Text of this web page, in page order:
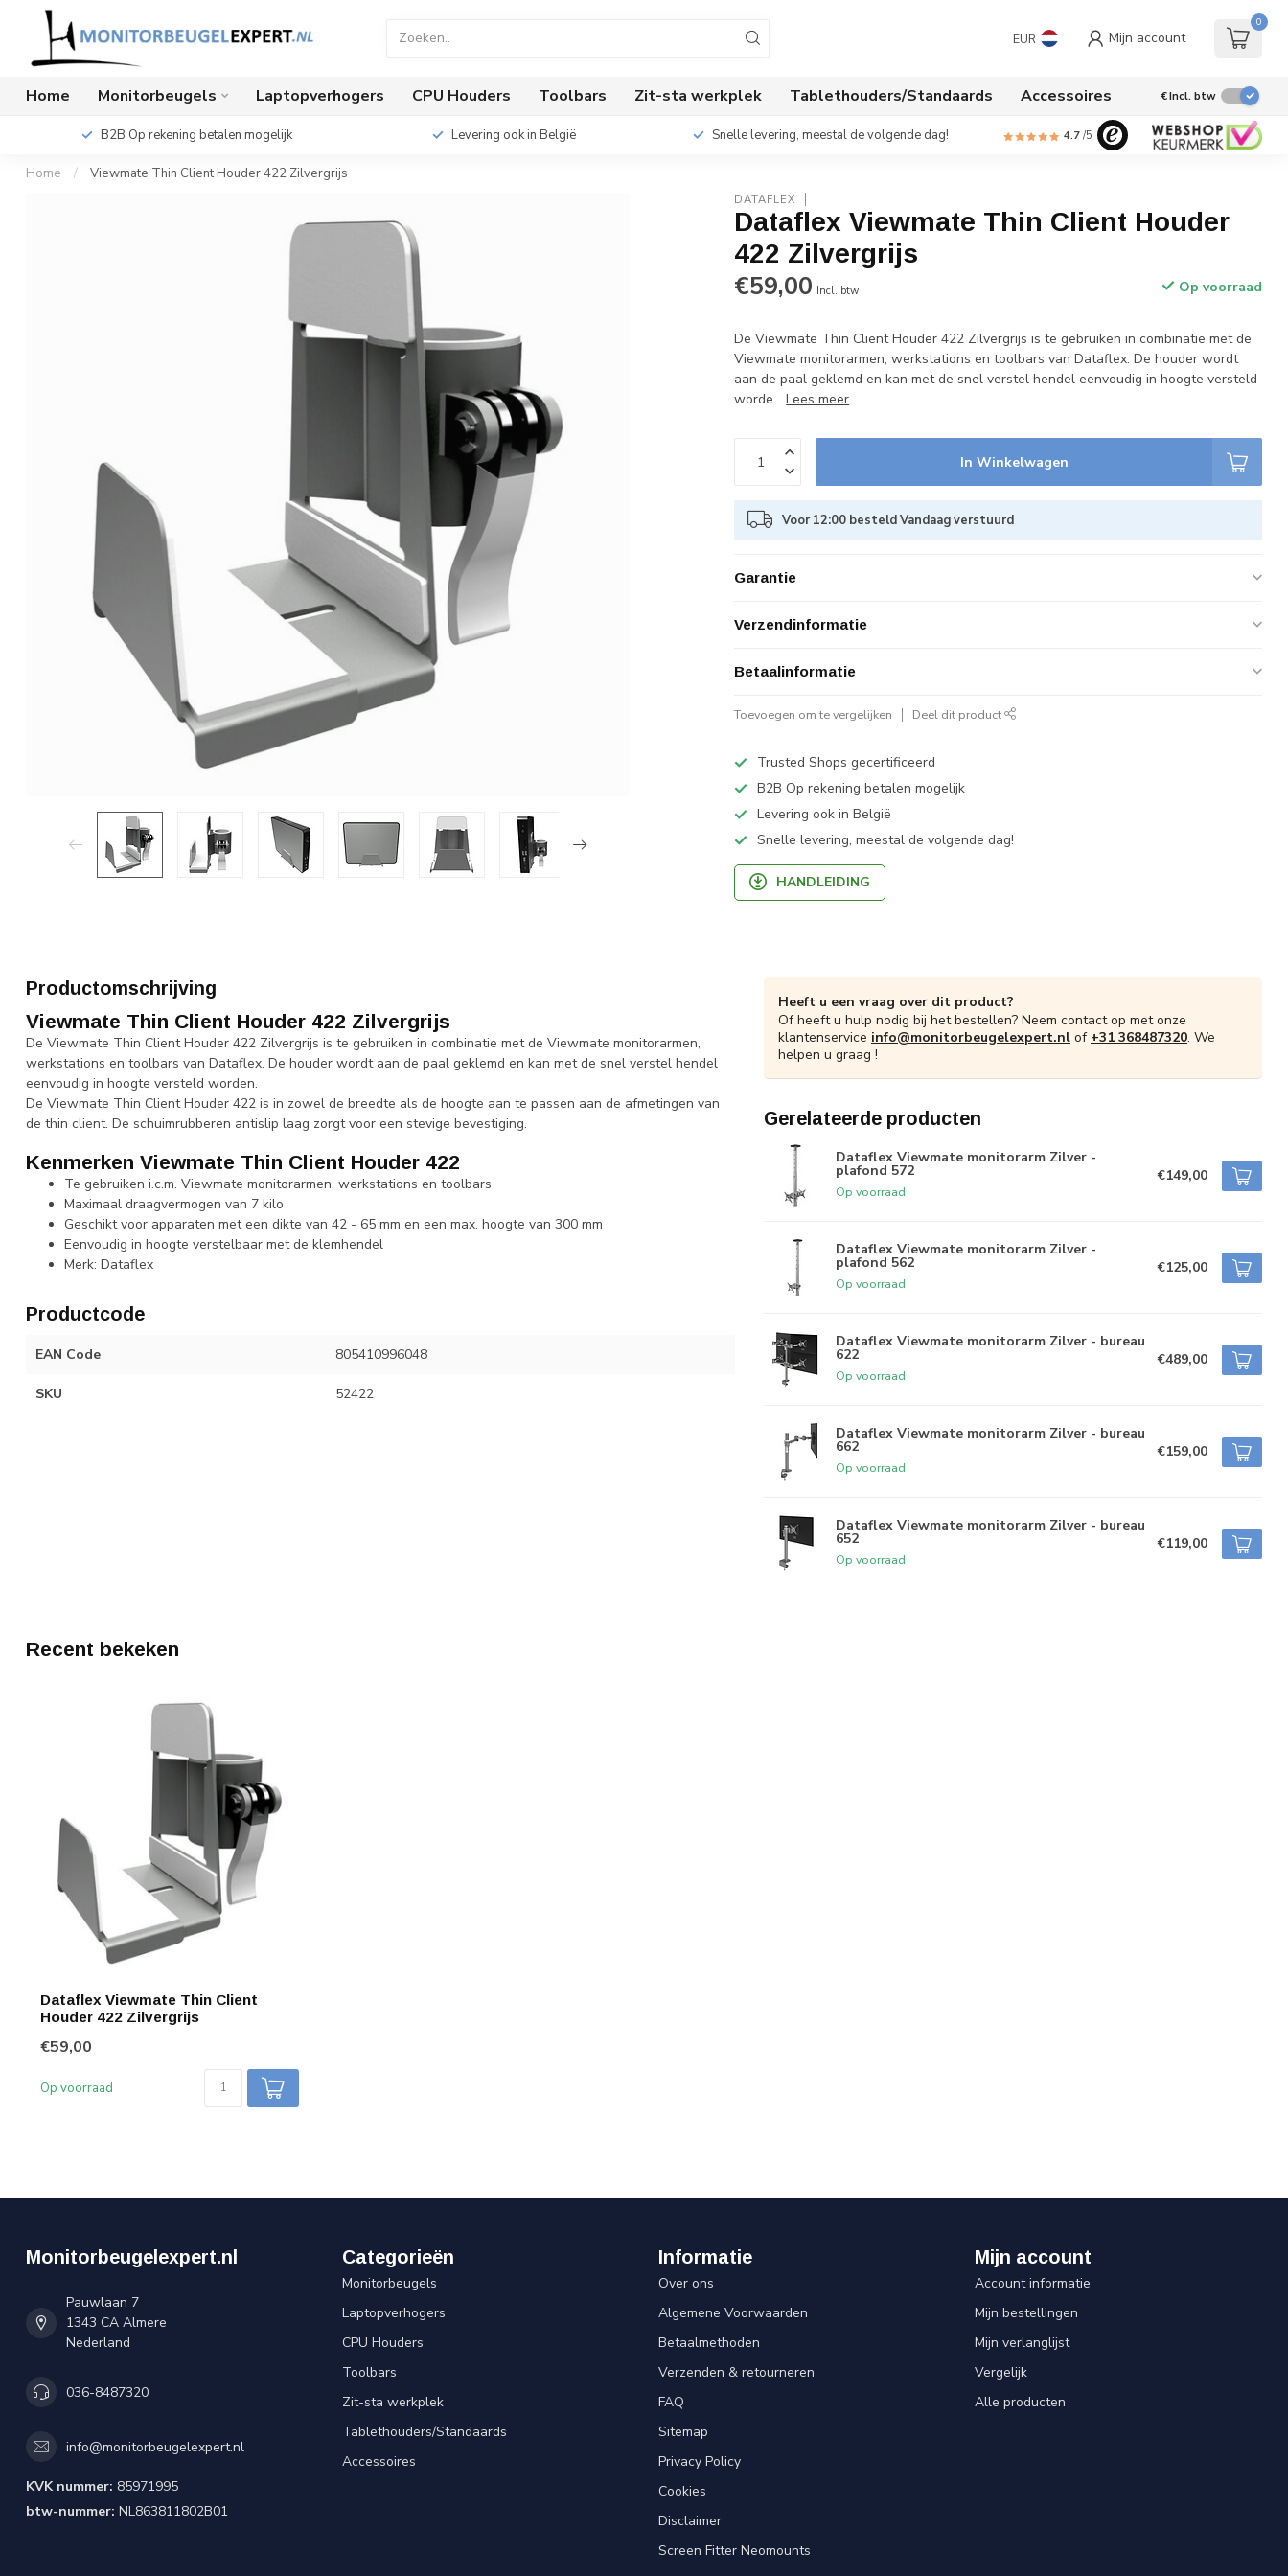
EUR Mijn account
0
Home Monitorbeugels Laptopverhogers CPU Houders Toolbars Zit-sta werkplek Tablethouders/Standaards Accessoires €Incl. btw
B2B Op rekening betalen mogelijk Levering ook in België Snelle levering, meestal de volgende dag! 4.7 /5
Home / Viewmate Thin Client Houder 422 Zilvergrijs
DATAFLEX
Dataflex Viewmate Thin Client Houder
422 Zilvergrijs
€59,00 Incl. btw Op voorraad
De Viewmate Thin Client Houder 422 Zilvergrijs is te gebruiken in combinatie met de
Viewmate monitorarmen, werkstations en toolbars van Dataflex. De houder wordt
aan de paal geklemd en kan met de snel verstel hendel eenvoudig in hoogte versteld
worde...Lees meer.
In Winkelwagen
Voor 12:00 besteld Vandaag verstuurd
Garantie
Verzendinformatie
Betaalinformatie
Toevoegen om te vergelijken Deel dit product
Trusted Shops gecertificeerd
B2B Op rekening betalen mogelijk
Levering ook in België
Snelle levering, meestal de volgende dag!
HANDLEIDING
Productomschrijving
Viewmate Thin Client Houder 422 Zilvergrijs
De Viewmate Thin Client Houder 422 Zilvergrijs is te gebruiken in combinatie met de Viewmate monitorarmen,
werkstations en toolbars van Dataflex. De houder wordt aan de paal geklemd en kan met de snel verstel hendel
eenvoudig in hoogte versteld worden.
De Viewmate Thin Client Houder 422 is in zowel de breedte als de hoogte aan te passen aan de afmetingen van
de thin client. De schuimrubberen antislip laag zorgt voor een stevige bevestiging.
Kenmerken Viewmate Thin Client Houder 422
Te gebruiken i.c.m. Viewmate monitorarmen, werkstations en toolbars
Maximaal draagvermogen van 7 kilo
Geschikt voor apparaten met een dikte van 42 - 65 mm en een max. hoogte van 300 mm
Eenvoudig in hoogte verstelbaar met de klemhendel
Merk: Dataflex
Productcode
EAN Code 805410996048
SKU 52422
Heeft u een vraag over dit product?
Of heeft u hulp nodig bij het bestellen? Neem contact op met onze
klantenservice info@monitorbeugelexpert.nl of +31 368487320. We
helpen u graag !
Gerelateerde producten
Dataflex Viewmate monitorarm Zilver -
plafond 572
Op voorraad
€149,00
Dataflex Viewmate monitorarm Zilver -
plafond 562
Op voorraad
€125,00
Dataflex Viewmate monitorarm Zilver - bureau
622
Op voorraad
€489,00
Dataflex Viewmate monitorarm Zilver - bureau
662
Op voorraad
€159,00
Dataflex Viewmate monitorarm Zilver - bureau
652
Op voorraad
€119,00
Recent bekeken
Dataflex Viewmate Thin Client
Houder 422 Zilvergrijs
€59,00
Op voorraad
Monitorbeugelexpert.nl
Pauwlaan 7
1343 CA Almere
Nederland
036-8487320
info@monitorbeugelexpert.nl
KVK nummer: 85971995
btw-nummer: NL863811802B01
Categorieën
Monitorbeugels
Laptopverhogers
CPU Houders
Toolbars
Zit-sta werkplek
Tablethouders/Standaards
Accessoires
Informatie
Over ons
Algemene Voorwaarden
Betaalmethoden
Verzenden & retourneren
FAQ
Sitemap
Privacy Policy
Cookies
Disclaimer
Screen Fitter Neomounts
Mijn account
Account informatie
Mijn bestellingen
Mijn verlanglijst
Vergelijk
Alle producten